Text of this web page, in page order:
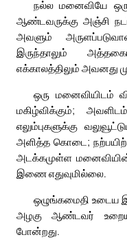
நல்ல மனைவியே
ஆண்டவருக்கு அஞ்சி
அவளும்
இருந்தாலும்
எக்காலத்திலும் அவனது
ஒரு
மகிழ்விக்கும்;
எலும்புகளுக்கு
அளித்த கொடை;
அடக்கமுள்ள
இணை எதுவுமில்லை.
ஒழுங்கமைதி உடைய
அழகு ஆண்டவர்
போன்றது.